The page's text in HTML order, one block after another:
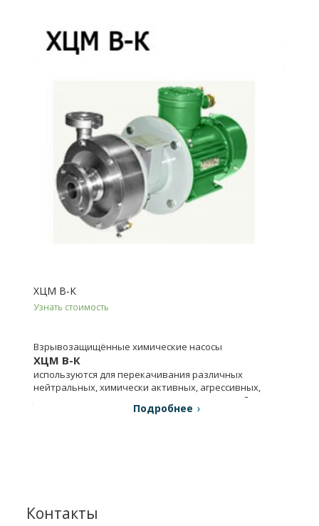
ХЦМ В-К
Узнать стоимость
Взрывозащищённые химические насосы
ХЦМ В-К
используются для перекачивания различных
нейтральных, химически активных, агрессивных,
легковоспламеняющихся и горючих жидкостей.
Подробнее
Контакты